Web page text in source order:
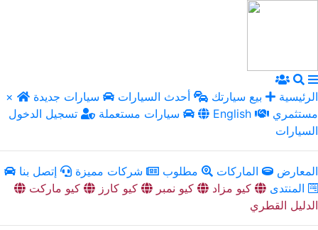
× الرئيسية بيع سيارتك أحدث السيارات
سيارات جديدة
سيارات مستعملة
تسجيل الدخول English
السيارات
المعارض الماركات مطلوب شركات مميزة
إتصل بنا
المنتدى
كيو مزاد كيو نمبر كيو كارز
كيو ماركت
الدليل القطري